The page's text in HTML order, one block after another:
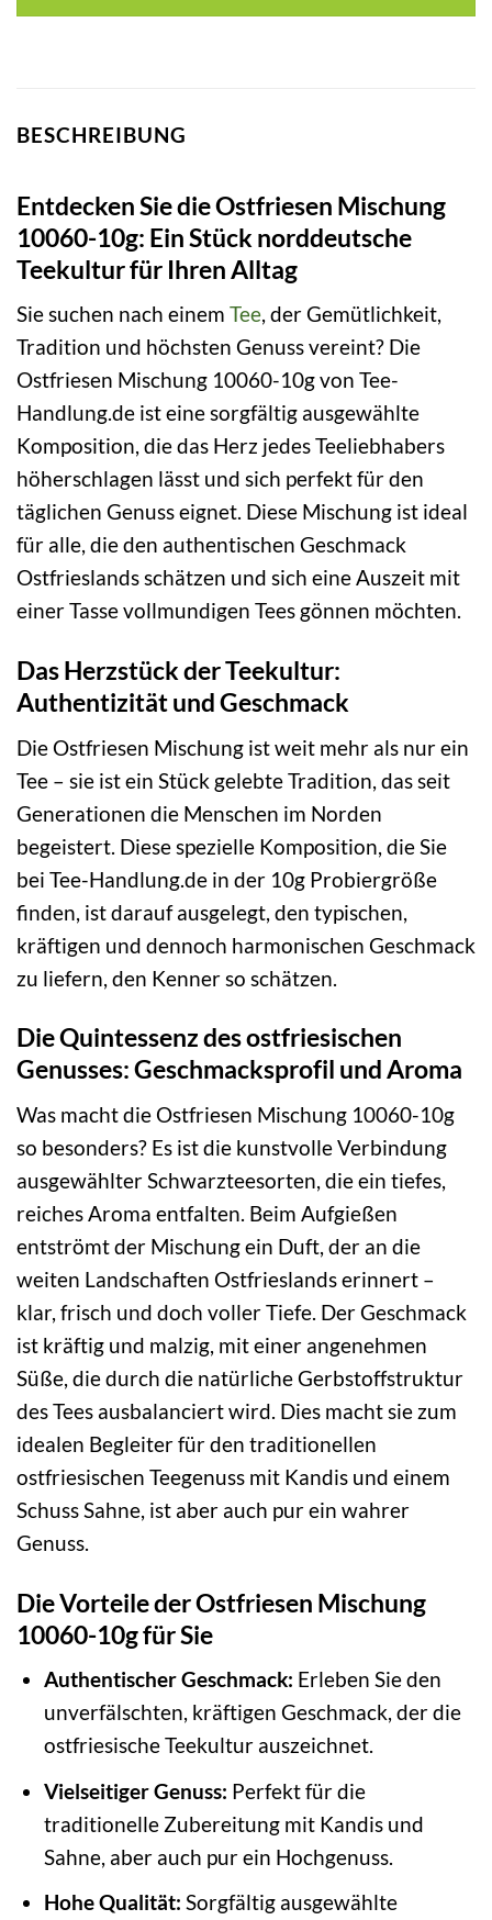
BESCHREIBUNG
Entdecken Sie die Ostfriesen Mischung
10060-10g: Ein Stück norddeutsche
Teekultur für Ihren Alltag
Sie suchen nach einem Tee, der Gemütlichkeit,
Tradition und höchsten Genuss vereint? Die
Ostfriesen Mischung 10060-10g von Tee-
Handlung.de ist eine sorgfältig ausgewählte
Komposition, die das Herz jedes Teeliebhabers
höherschlagen lässt und sich perfekt für den
täglichen Genuss eignet. Diese Mischung ist ideal
für alle, die den authentischen Geschmack
Ostfrieslands schätzen und sich eine Auszeit mit
einer Tasse vollmundigen Tees gönnen möchten.
Das Herzstück der Teekultur:
Authentizität und Geschmack
Die Ostfriesen Mischung ist weit mehr als nur ein
Tee – sie ist ein Stück gelebte Tradition, das seit
Generationen die Menschen im Norden
begeistert. Diese spezielle Komposition, die Sie
bei Tee-Handlung.de in der 10g Probiergröße
finden, ist darauf ausgelegt, den typischen,
kräftigen und dennoch harmonischen Geschmack
zu liefern, den Kenner so schätzen.
Die Quintessenz des ostfriesischen
Genusses: Geschmacksprofil und Aroma
Was macht die Ostfriesen Mischung 10060-10g
so besonders? Es ist die kunstvolle Verbindung
ausgewählter Schwarzteesorten, die ein tiefes,
reiches Aroma entfalten. Beim Aufgießen
entströmt der Mischung ein Duft, der an die
weiten Landschaften Ostfrieslands erinnert –
klar, frisch und doch voller Tiefe. Der Geschmack
ist kräftig und malzig, mit einer angenehmen
Süße, die durch die natürliche Gerbstoffstruktur
des Tees ausbalanciert wird. Dies macht sie zum
idealen Begleiter für den traditionellen
ostfriesischen Teegenuss mit Kandis und einem
Schuss Sahne, ist aber auch pur ein wahrer
Genuss.
Die Vorteile der Ostfriesen Mischung
10060-10g für Sie
Authentischer Geschmack: Erleben Sie den
unverfälschten, kräftigen Geschmack, der die
ostfriesische Teekultur auszeichnet.
Vielseitiger Genuss: Perfekt für die
traditionelle Zubereitung mit Kandis und
Sahne, aber auch pur ein Hochgenuss.
Hohe Qualität: Sorgfältig ausgewählte